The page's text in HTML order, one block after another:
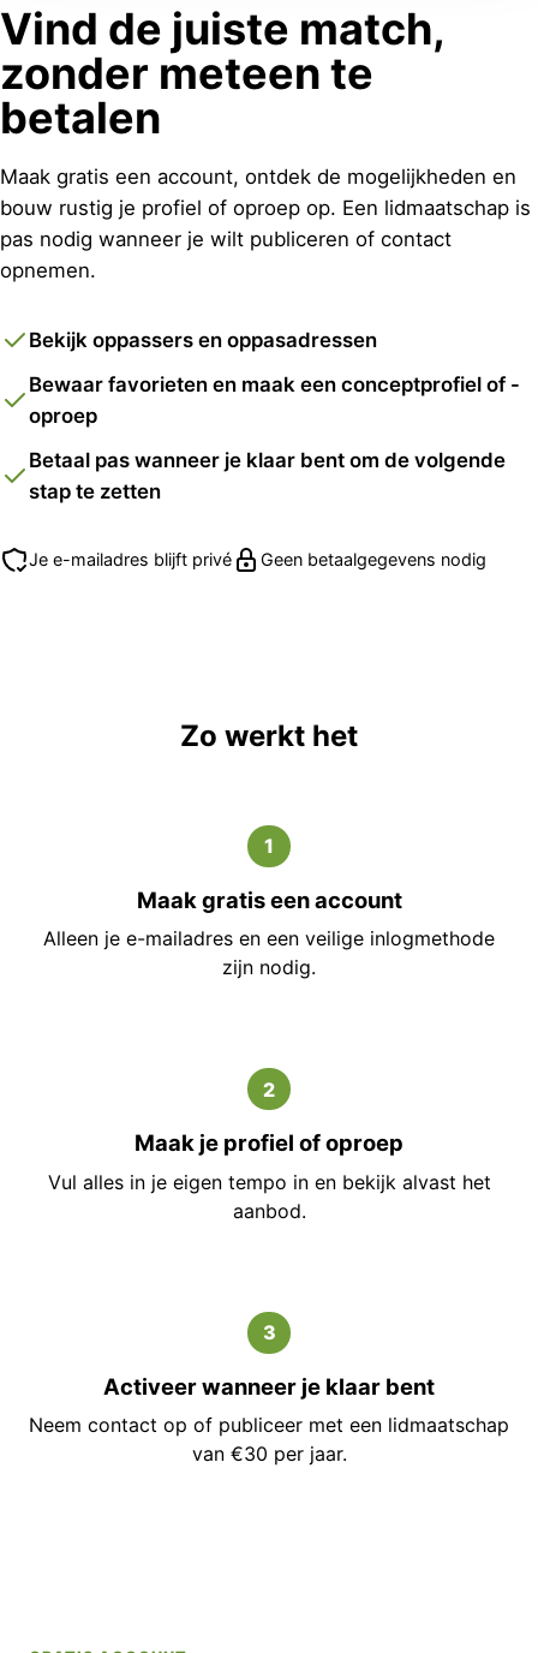
Vind de juiste match,
zonder meteen te
betalen
Maak gratis een account, ontdek de mogelijkheden en
bouw rustig je profiel of oproep op. Een lidmaatschap is
pas nodig wanneer je wilt publiceren of contact
opnemen.
Bekijk oppassers en oppasadressen
Bewaar favorieten en maak een conceptprofiel of -
oproep
Betaal pas wanneer je klaar bent om de volgende
stap te zetten
Je e-mailadres blijft privé Geen betaalgegevens nodig
Zo werkt het
1
Maak gratis een account
Alleen je e-mailadres en een veilige inlogmethode
zijn nodig.
2
Maak je profiel of oproep
Vul alles in je eigen tempo in en bekijk alvast het
aanbod.
3
Activeer wanneer je klaar bent
Neem contact op of publiceer met een lidmaatschap
van €30 per jaar.